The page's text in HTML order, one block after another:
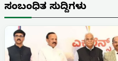
ಸಂಬಂಧಿತ ಸುದ್ದಿಗಳು